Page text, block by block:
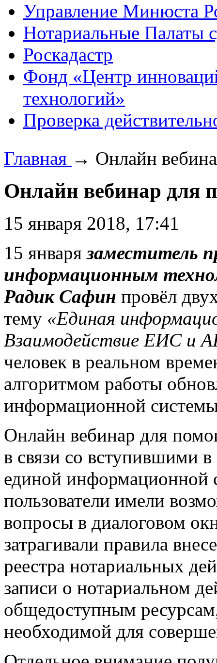
Управление Минюста
Нотариальные Палаты
Роскадастр
Фонд «Центр
технологий»
Проверка
Главная → Онлайн
Онлайн вебинар для
15 января 2018, 17:41
15 январязаместитель
информационным
Радик Сафин провёл
тему «Единая
Взаимодействие ЕИС и
человек в реальном
алгоритмом работы
информационной
Онлайн вебинар для
в связи со вступившими
единой информационной
пользователи имели
вопросы в диалоговом
затрагивали правила
реестра нотариальных
записи о нотариальном
общедоступным
необходимой для